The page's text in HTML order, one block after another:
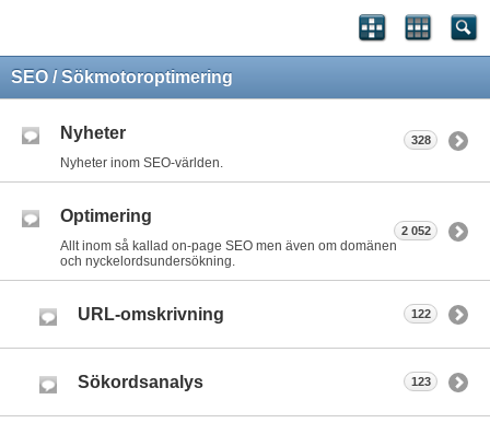
SEO / Sökmotoroptimering
Nyheter
Nyheter inom SEO-världen.
328
Optimering
Allt inom så kallad on-page SEO men även om domänen
och nyckelordsundersökning.
2 052
URL-omskrivning 122
Sökordsanalys 123